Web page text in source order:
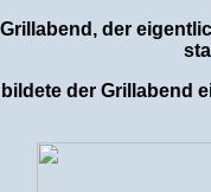
Grillabend, der
der Grillabend